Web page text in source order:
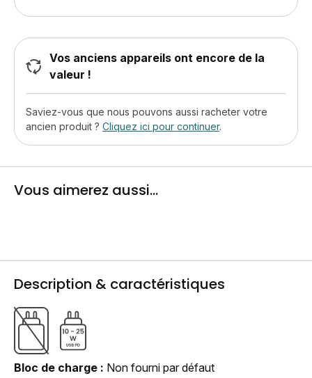
Vos anciens appareils ont encore de la
valeur !
Saviez-vous que nous pouvons aussi racheter votre
ancien produit ? Cliquez ici pour continuer.
Vous aimerez aussi...
Description & caractéristiques
Bloc de charge
Non fourni par défaut